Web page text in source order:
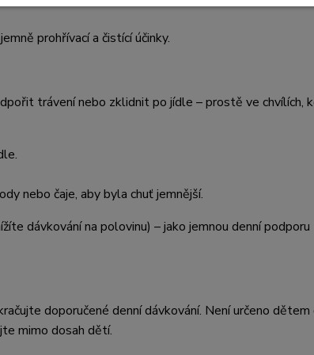
prohřívací a čistící účinky.
trávení nebo zklidnit po jídle – prostě ve chvílích,
nebo čaje, aby byla chuť jemnější.
dávkování na polovinu) – jako jemnou denní podporu
doporučené denní dávkování. Není určeno
mimo dosah dětí.